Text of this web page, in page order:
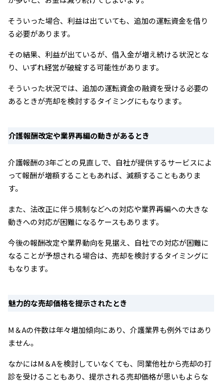
そういった場合、利益は出ていても、追加の運転資金を借り
る必要があります。
その結果、利益が出ているが、借入金が増え続ける状況とな
り、いずれ経営が破綻する可能性があります。
そういった状況では、追加の運転資金の融資を受ける必要の
あるときが売却を検討するタイミングにもなります。
介護報酬改定や業界再編の動きがあるとき
介護報酬の3年ごとの見直しで、自社が提供するサービスによ
って報酬が増額することもあれば、減額することもありま
す。
また、法改正に伴う規制などへの対応や業界再編への大きな
動きへの対応が困難になるケースもあります。
今後の報酬改定や業界動向を見据え、自社での対応が困難に
なることが予想される場合は、売却を検討するタイミングに
もなります。
魅力的な売却価格を提示されたとき
M＆Aの件数は年々増加傾向にあり、介護業界も例外ではあり
ません。
なかにはM＆Aを検討していなくても、同業他社から売却の打
診を受けることもあり、提示される売却価格が思いもよらな